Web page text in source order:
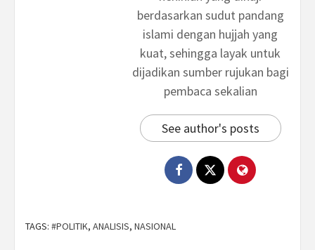
berdasarkan sudut pandang
islami dengan hujjah yang
kuat, sehingga layak untuk
dijadikan sumber rujukan bagi
pembaca sekalian
See author's posts
TAGS: #POLITIK, ANALISIS, NASIONAL